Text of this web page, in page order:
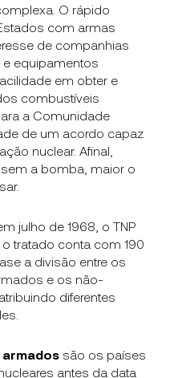
O rápido
com armas
de companhias
equipamentos
em obter e
combustíveis
a Comunidade
de um acordo capaz
nuclear. Afinal,
a bomba, maior o
julho de 1968, o TNP
tratado conta com 190
a divisão entre os
e os não-
diferentes
são os países
antes da data